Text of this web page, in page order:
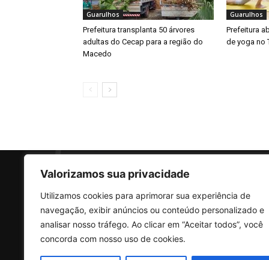
Valorizamos sua privacidade
Utilizamos cookies para aprimorar sua experiência de
navegação, exibir anúncios ou conteúdo personalizado e
analisar nosso tráfego. Ao clicar em “Aceitar todos”, você
concorda com nosso uso de cookies.
Guarulhos
Prefeitura transplanta 50 árvores
adultas do Cecap para a região do
Macedo
Guarulhos
Prefeitura
de yoga no